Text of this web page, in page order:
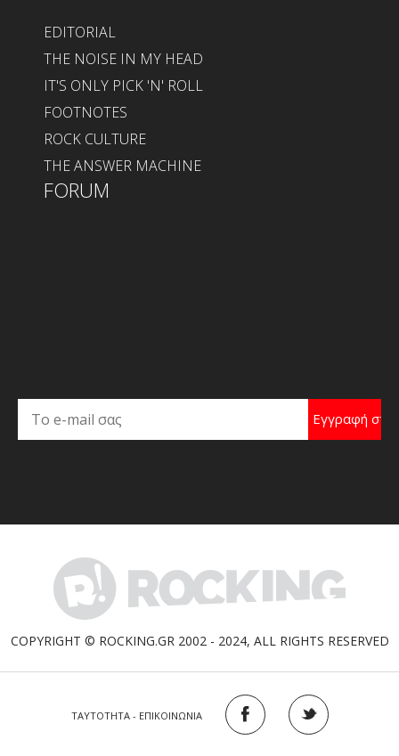
EDITORIAL
THE NOISE IN MY HEAD
IT'S ONLY PICK 'N' ROLL
FOOTNOTES
ROCK CULTURE
THE ANSWER MACHINE
FORUM
COPYRIGHT © ROCKING.GR 2002 - 2024, ALL RIGHTS RESERVED
ΤΑΥΤΟΤΗΤΑ - ΕΠΙΚΟΙΝΩΝΙΑ